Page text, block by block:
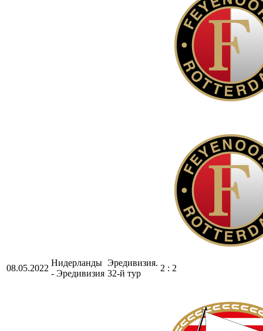
08.05.2022
Нидерланды
- Эредивизия
Эредивизия.
32-й тур
2 : 2